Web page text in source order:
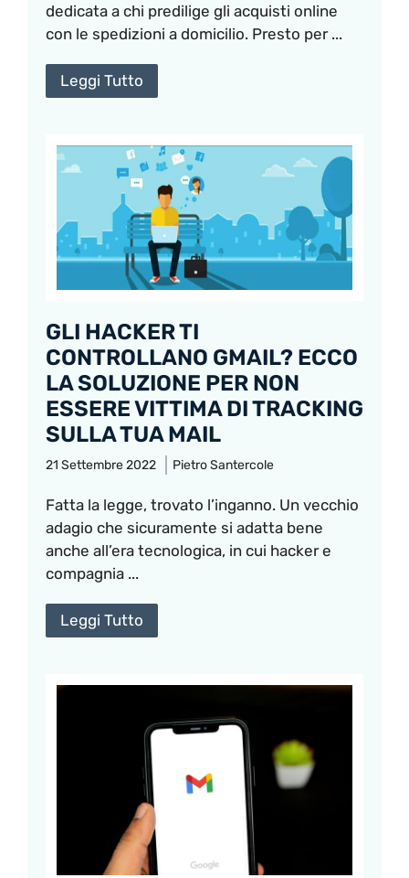
dedicata a chi predilige gli acquisti online
con le spedizioni a domicilio. Presto per ...
Leggi Tutto
GLI HACKER TI
CONTROLLANO GMAIL? ECCO
LA SOLUZIONE PER NON
ESSERE VITTIMA DI TRACKING
SULLA TUA MAIL
21 Settembre 2022 Pietro Santercole
Fatta la legge, trovato l’inganno. Un vecchio
adagio che sicuramente si adatta bene
anche all’era tecnologica, in cui hacker e
compagnia ...
Leggi Tutto